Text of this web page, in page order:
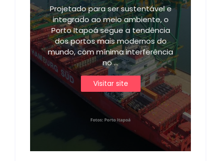
Projetado para ser sustentável e
integrado ao meio ambiente, o
Porto Itapoá segue a tendência
dos portos mais modernos do
mundo, com mínima interferência
no ...
Visitar site